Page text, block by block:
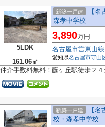
5LDK
161.06㎡
新築一戸建
【
森孝中学校
3,890万円
名古屋市営東山線
愛知県名古屋市守山
仲介手数料無料！藤ヶ丘駅徒歩２
新築一戸建
【
校・森孝中学校